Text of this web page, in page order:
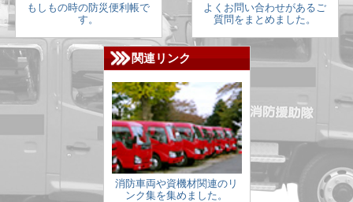
もしもの時の防災便利帳で
す。
よくお問い合わせがあるご
質問をまとめました。
関連リンク
消防車両や資機材関連のリ
ンク集を集めました。